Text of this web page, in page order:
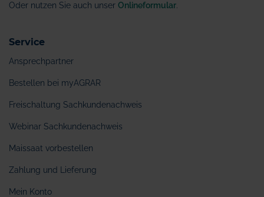
Oder nutzen Sie auch unser Onlineformular
Service
Ansprechpartner
Bestellen bei myAGRAR
Freischaltung Sachkundenachweis
Webinar Sachkundenachweis
Maissaat vorbestellen
Zahlung und Lieferung
Mein Konto